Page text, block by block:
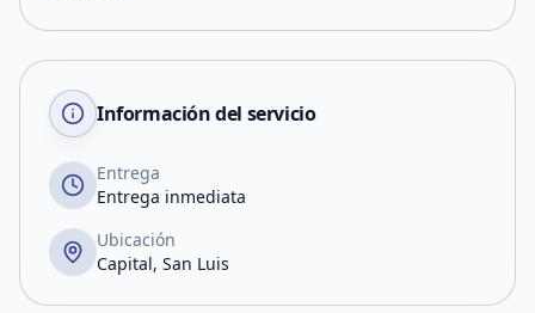
Información del servicio
Entrega
Entrega inmediata
Ubicación
Capital, San Luis